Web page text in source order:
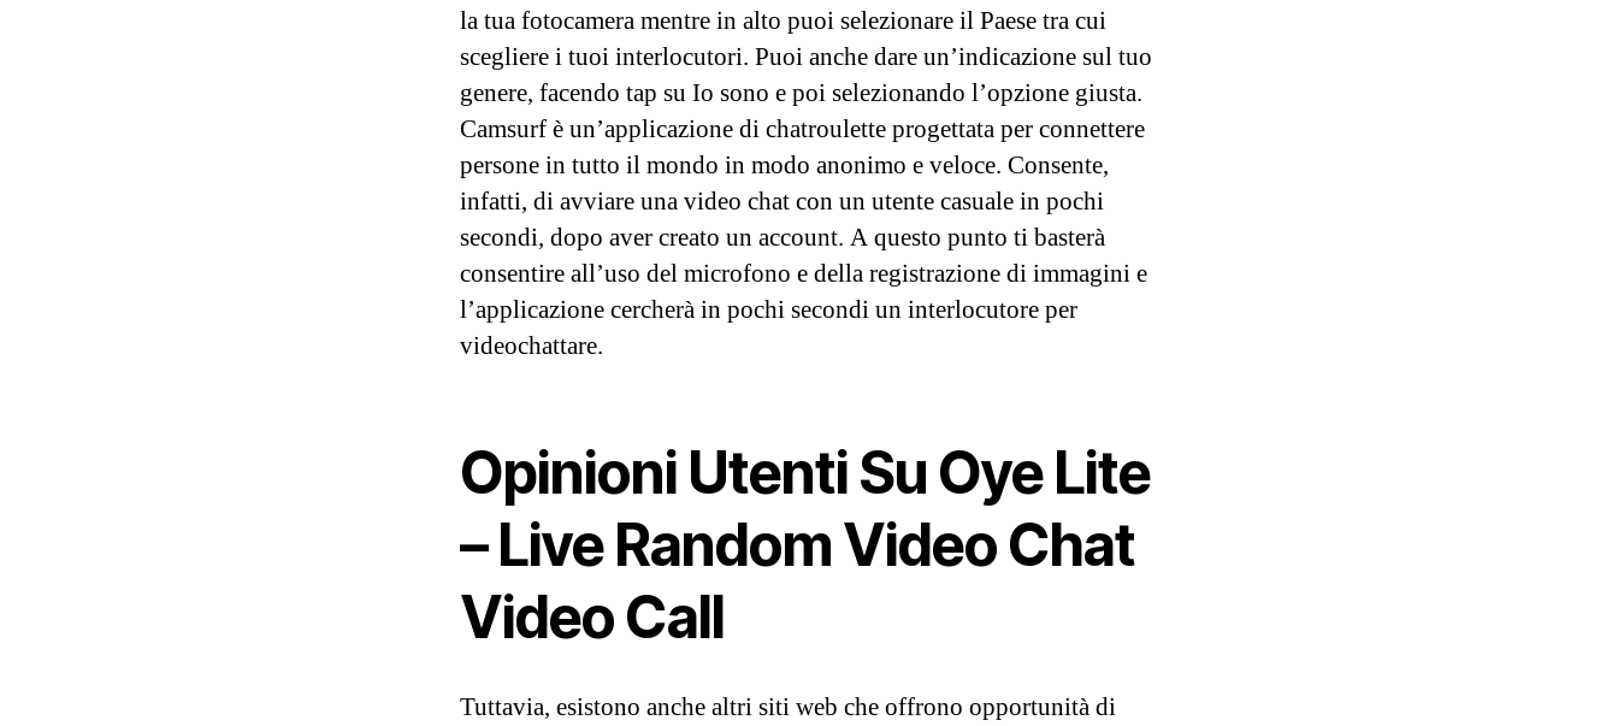
la tua fotocamera mentre in alto puoi selezionare il Paese tra cui
scegliere i tuoi interlocutori. Puoi anche dare un’indicazione sul tuo
genere, facendo tap su Io sono e poi selezionando l’opzione giusta.
Camsurf è un’applicazione di chatroulette progettata per connettere
persone in tutto il mondo in modo anonimo e veloce. Consente,
infatti, di avviare una video chat con un utente casuale in pochi
secondi, dopo aver creato un account. A questo punto ti basterà
consentire all’uso del microfono e della registrazione di immagini e
l’applicazione cercherà in pochi secondi un interlocutore per
videochattare.
Opinioni Utenti Su Oye Lite
– Live Random Video Chat
Video Call
Tuttavia, esistono anche altri siti web che offrono opportunità di